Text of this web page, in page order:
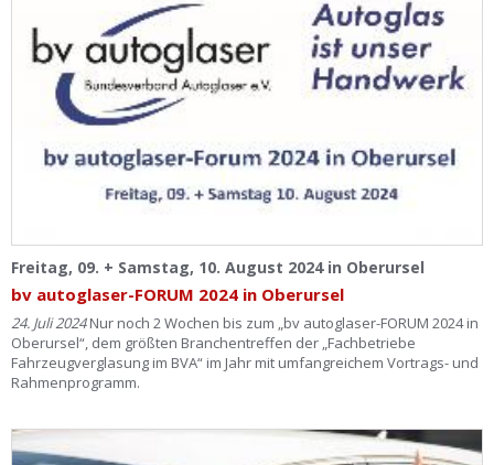
Freitag, 09. + Samstag, 10. August 2024 in Oberursel
bv autoglaser-FORUM 2024 in Oberursel
24. Juli 2024Nur noch 2 Wochen bis zum „bv autoglaser-FORUM 2024 in
Oberursel“, dem größten Branchentreffen der „Fachbetriebe
Fahrzeugverglasung im BVA“ im Jahr mit umfangreichem Vortrags- und
Rahmenprogramm.